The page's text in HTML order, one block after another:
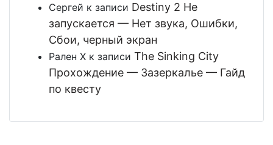
Сергей к записи Destiny 2 Не
запускается — Нет звука, Ошибки,
Сбои, черный экран
Рален Х к записи The Sinking City
Прохождение — Зазеркалье — Гайд
по квесту